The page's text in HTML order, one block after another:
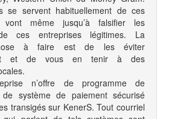
se servent habituellement de ces
même jusqu’à falsifier les
ces entreprises légitimes. La
à faire est de les éviter
et de vous en tenir à des
n’offre de programme de
système de paiement sécurisé
transigés sur KenerS. Tout courriel